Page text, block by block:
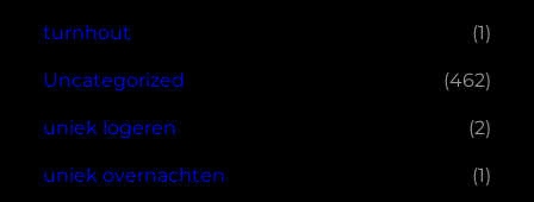
turnhout (1)
Uncategorized (462)
uniek logeren (2)
uniek overnachten (1)